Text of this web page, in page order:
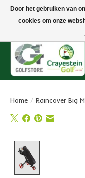
Snelle levering, gratis
Home / Raincover Big
Door het gebruiken van
cookies om onze